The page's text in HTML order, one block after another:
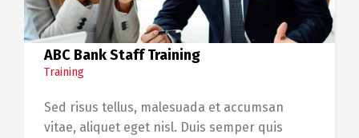
ABC Bank Staff Training
Training
Sed risus tellus, malesuada et accumsan
vitae, aliquet eget nisl. Duis semper quis